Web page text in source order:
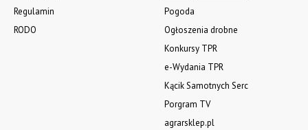
Regulamin
RODO
Pogoda
Ogłoszenia drobne
Konkursy TPR
e-Wydania TPR
Kącik Samotnych Serc
Porgram TV
agrarsklep.pl